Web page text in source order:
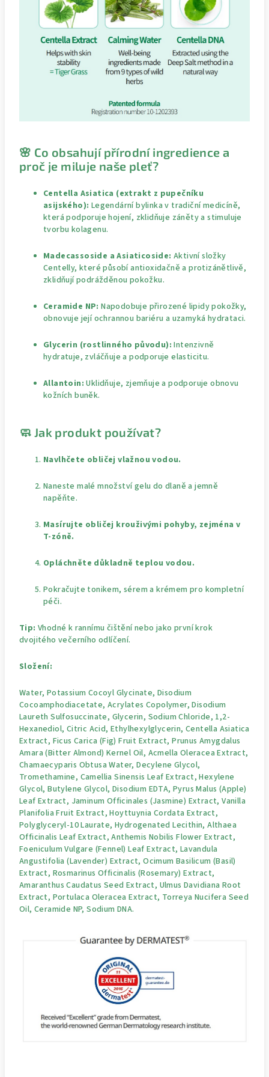
🌸 Co obsahují přírodní ingredience a
proč je miluje naše pleť?
Centella Asiatica (extrakt z pupečníku
asijského): Legendární bylinka v tradiční medicíně,
která podporuje hojení, zklidňuje záněty a stimuluje
tvorbu kolagenu.
Madecassoside a Asiaticoside: Aktivní složky
Centelly, které působí antioxidačně a protizánětlivě,
zklidňují podrážděnou pokožku.
Ceramide NP: Napodobuje přirozené lipidy pokožky,
obnovuje její ochrannou bariéru a uzamyká hydrataci.
Glycerin (rostlinného původu): Intenzivně
hydratuje, zvláčňuje a podporuje elasticitu.
Allantoin: Uklidňuje, zjemňuje a podporuje obnovu
kožních buněk.
🧼 Jak produkt používat?
Navlhčete obličej vlažnou vodou.
Naneste malé množství gelu do dlaně a jemně
napěňte.
Masírujte obličej krouživými pohyby, zejména v
T-zóně.
Opláchněte důkladně teplou vodou.
Pokračujte tonikem, sérem a krémem pro kompletní
péči.
Tip: Vhodné k rannímu čištění nebo jako první krok
dvojitého večerního odlíčení.
Složení:
Water, Potassium Cocoyl Glycinate, Disodium
Cocoamphodiacetate, Acrylates Copolymer, Disodium
Laureth Sulfosuccinate, Glycerin, Sodium Chloride, 1,2-
Hexanediol, Citric Acid, Ethylhexylglycerin, Centella Asiatica
Extract, Ficus Carica (Fig) Fruit Extract, Prunus Amygdalus
Amara (Bitter Almond) Kernel Oil, Acmella Oleracea Extract,
Chamaecyparis Obtusa Water, Decylene Glycol,
Tromethamine, Camellia Sinensis Leaf Extract, Hexylene
Glycol, Butylene Glycol, Disodium EDTA, Pyrus Malus (Apple)
Leaf Extract, Jaminum Officinales (Jasmine) Extract, Vanilla
Planifolia Fruit Extract, Hoyttuynia Cordata Extract,
Polyglyceryl-10 Laurate, Hydrogenated Lecithin, Althaea
Officinalis Leaf Extract, Anthemis Nobilis Flower Extract,
Foeniculum Vulgare (Fennel) Leaf Extract, Lavandula
Angustifolia (Lavender) Extract, Ocimum Basilicum (Basil)
Extract, Rosmarinus Officinalis (Rosemary) Extract,
Amaranthus Caudatus Seed Extract, Ulmus Davidiana Root
Extract, Portulaca Oleracea Extract, Torreya Nucifera Seed
Oil, Ceramide NP, Sodium DNA.